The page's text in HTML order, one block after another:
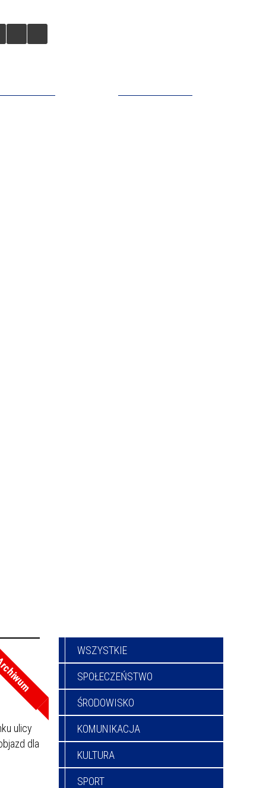
ulicy
dla
WSZYSTKIE
SPOŁECZEŃSTWO
ŚRODOWISKO
KOMUNIKACJA
KULTURA
SPORT